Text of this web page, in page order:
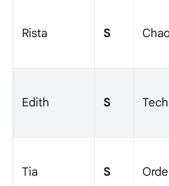
Rista S
Edith S Tech
Tia S